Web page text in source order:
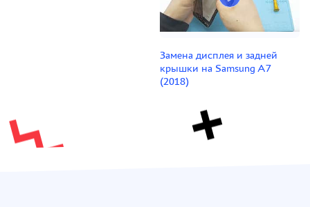
Замена дисплея и задней
крышки на Samsung A7
(2018)